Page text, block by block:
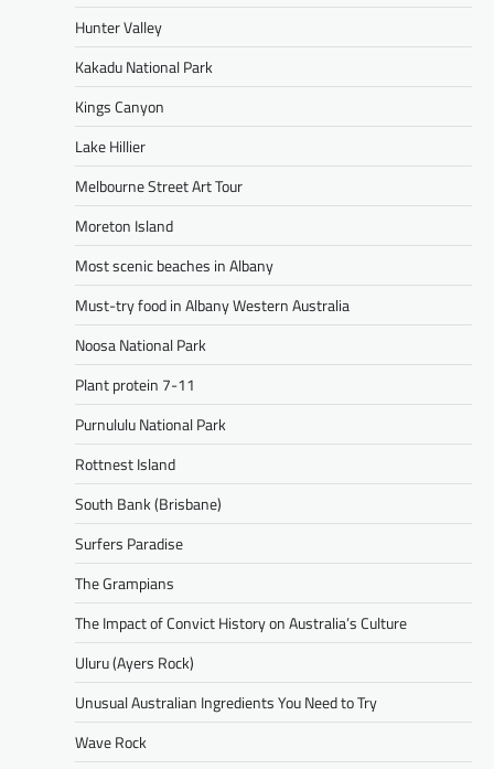
Hunter Valley
Kakadu National Park
Kings Canyon
Lake Hillier
Melbourne Street Art Tour
Moreton Island
Most scenic beaches in Albany
Must-try food in Albany Western Australia
Noosa National Park
Plant protein 7-11
Purnululu National Park
Rottnest Island
South Bank (Brisbane)
Surfers Paradise
The Grampians
The Impact of Convict History on Australia’s Culture
Uluru (Ayers Rock)
Unusual Australian Ingredients You Need to Try
Wave Rock